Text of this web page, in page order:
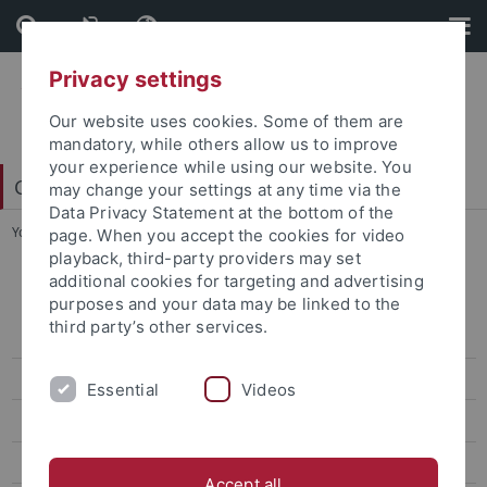
Skip
to
content
Skip
to
footer
China Centrum Tübingen (CCT)
You are here: Startseite ... Ringvorlesung SoSe 2017
Archiv Lehre und Veranstaltungen
weitere Veranstaltungen
Sprache - Welt - Erfahrung
Brennpunkt Asien
Privacy settings
Our website uses cookies. Some of them are
mandatory, while others allow us to improve
your experience while using our website. You
may change your settings at any time via the
Data Privacy Statement at the bottom of the
page. When you accept the cookies for video
playback, third-party providers may set
additional cookies for targeting and advertising
purposes and your data may be linked to the
third party’s other services.
Essential Videos